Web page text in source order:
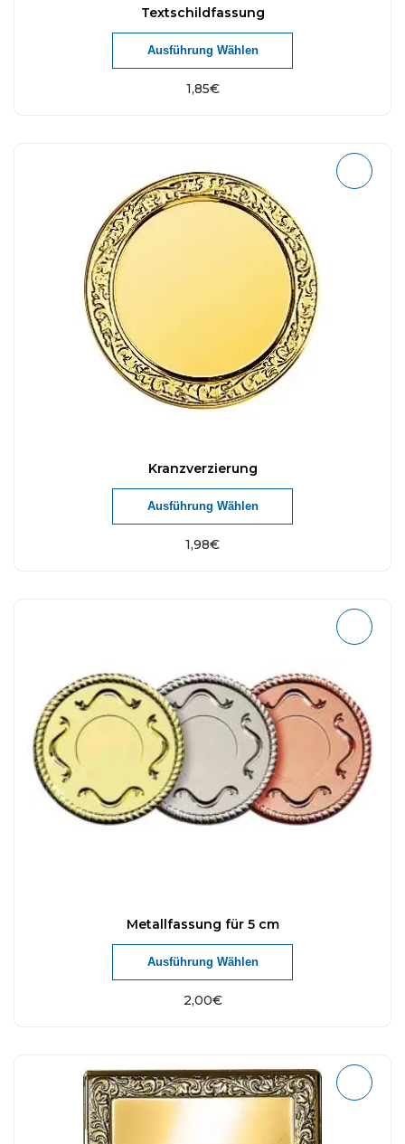
Textschildfassung
1,85€
Ausführung Wählen
Kranzverzierung
1,98€
Ausführung Wählen
Metallfassung für 5 cm
2,00€
Ausführung Wählen